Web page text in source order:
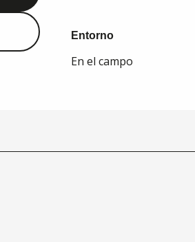
Entorno
Entorno
En el campo